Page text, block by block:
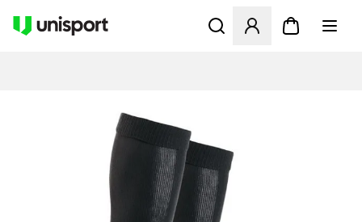
Åbner en Modal til at